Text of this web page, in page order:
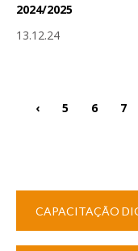
2024/2025
13.12.24
‹ 5 6 7
CAPACITAÇÃO